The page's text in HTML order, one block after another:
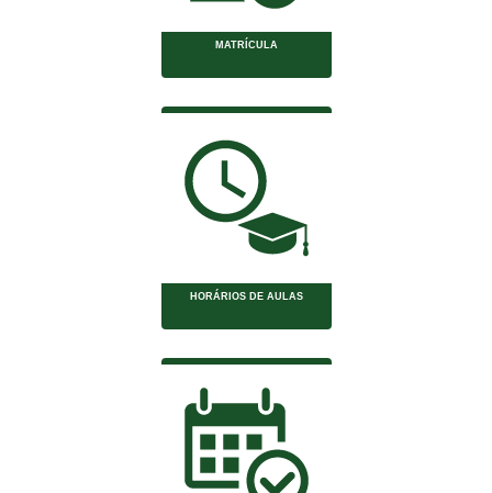
MATRÍCULA
HORÁRIOS DE AULAS